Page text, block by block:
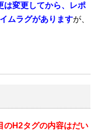
は変更してから、レポ
ムラグがありますが、
のH2タグの内容はだい